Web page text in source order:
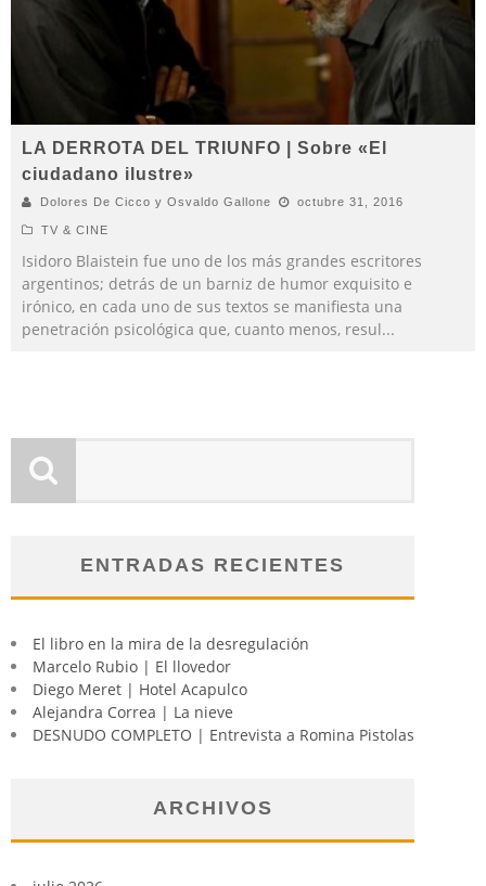
LA DERROTA DEL TRIUNFO | Sobre «El
ciudadano ilustre»
Dolores De Cicco y Osvaldo Gallone octubre 31, 2016
TV & CINE
Isidoro Blaistein fue uno de los más grandes escritores
argentinos; detrás de un barniz de humor exquisito e
irónico, en cada uno de sus textos se manifiesta una
penetración psicológica que, cuanto menos, resul...
ENTRADAS RECIENTES
El libro en la mira de la desregulación
Marcelo Rubio | El llovedor
Diego Meret | Hotel Acapulco
Alejandra Correa | La nieve
DESNUDO COMPLETO | Entrevista a Romina Pistolas
ARCHIVOS